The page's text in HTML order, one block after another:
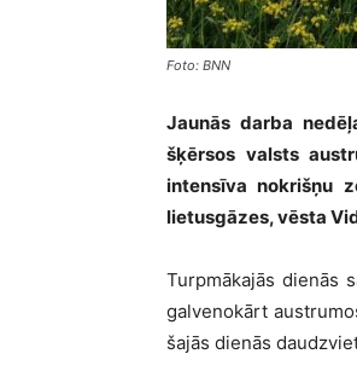
Foto: BNN
Jaunās darba
šķērsos valsts
intensīva nokrišņu
lietusgāzes, vēsta
Turpmākajās dienās
galvenokārt
šajās dienās